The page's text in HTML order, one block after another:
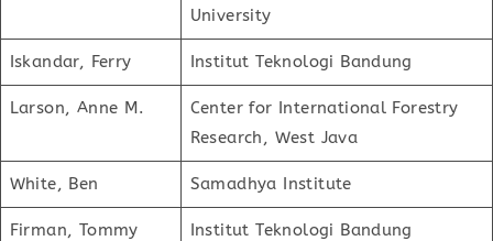
University
Iskandar, Ferry Institut Teknologi Bandung
Larson, Anne M.
Center for International Forestry
Research, West Java
White, Ben Samadhya Institute
Firman, Tommy Institut Teknologi Bandung